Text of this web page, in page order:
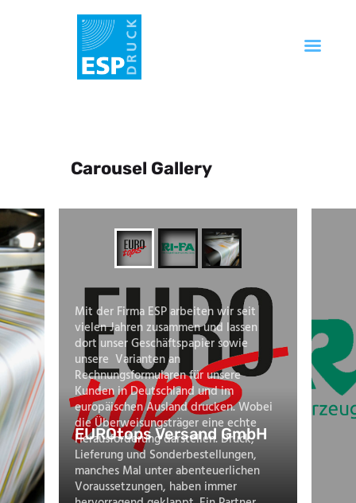
Service
Kontakt
Carousel Gallery
EUROtops Versand GmbH
Mit der Firma ESP arbeiten wir seit
vielen Jahren zusammen und lassen
dort unser Geschäftspapier sowie
unsere Varianten an
Rechnungsformularen für unsere
Kunden in Deutschland und im
europäischen Ausland drucken. Wobei
die Überweisungsträger eine echte
Herausforderung darstellen. Druck,
Lieferung und Sonderbestellungen,
manches Mal unter abenteuerlichen
Voraussetzungen, haben immer